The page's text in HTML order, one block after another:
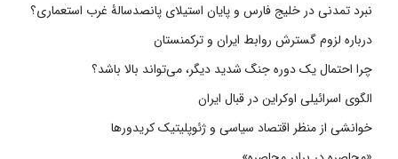
نبرد تمدنی در خلیج فارس و پایان استیلای پانصدسالۀ غرب استعماری؟
درباره لزوم گسترش روابط ایران و ترکمنستان
چرا احتمال یک دوره جنگ شدید دیگر، می‌تواند بالا باشد؟
الگوی اسرائیلی اوکراین در قبال ایران
خوانشی از منظر اقتصاد سیاسی و ژئوپلیتیک کریدورها